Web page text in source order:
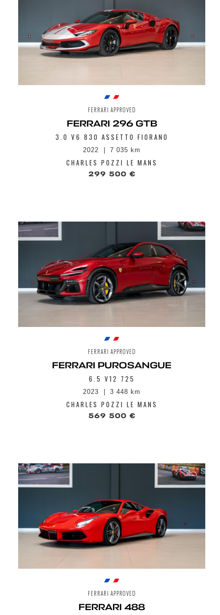
FERRARI APPROVED
FERRARI 296 GTB
3.0 V6 830 ASSETTO FIORANO
2022 7 035 km
CHARLES POZZI LE MANS
299 500 €
FERRARI APPROVED
FERRARI PUROSANGUE
6.5 V12 725
2023 3 448 km
CHARLES POZZI LE MANS
569 500 €
FERRARI APPROVED
FERRARI 488